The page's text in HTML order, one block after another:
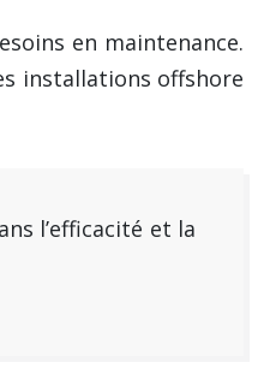
en maintenance.
installations offshore
l’efficacité et la